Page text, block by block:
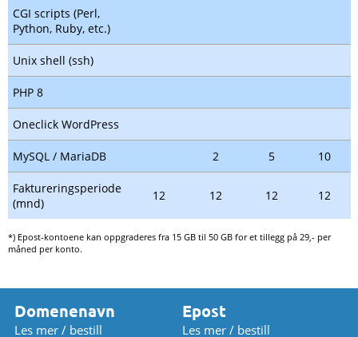
CGI scripts (Perl,
Python, Ruby, etc.)
Unix shell (ssh)
PHP 8
Oneclick WordPress
MySQL / MariaDB 2 5 10
Faktureringsperiode
(mnd)
12 12 12 12
*) Epost-kontoene kan oppgraderes fra 15 GB til 50 GB for et tillegg på 29,- per
måned per konto.
Domenenavn
Les mer / bestill
Epost
Les mer / bestill